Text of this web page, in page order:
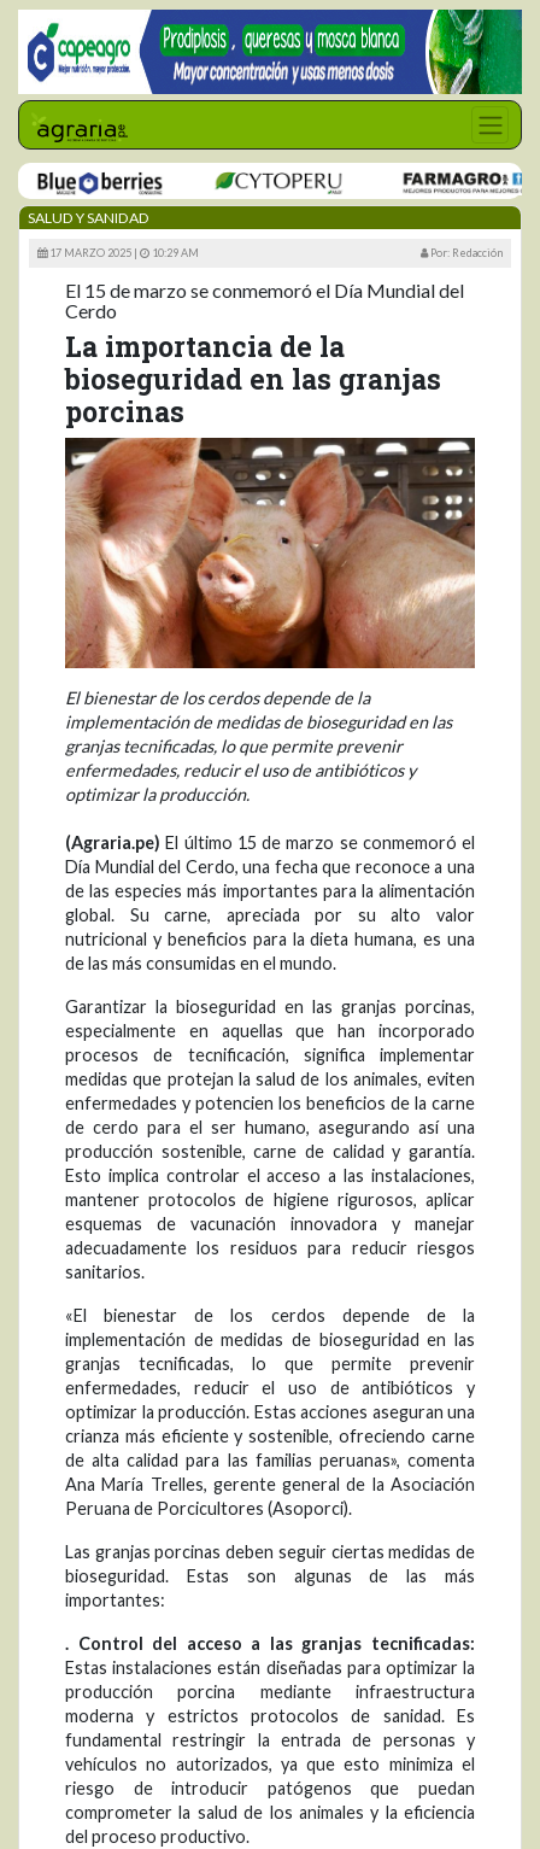
SALUD Y SANIDAD
17 MARZO 2025 | 10:29 AM Por: Redacción
El 15 de marzo se conmemoró el Día Mundial del
Cerdo
La importancia de la
bioseguridad en las granjas
porcinas
El bienestar de los cerdos depende de la
implementación de medidas de bioseguridad en las
granjas tecnificadas, lo que permite prevenir
enfermedades, reducir el uso de antibióticos y
optimizar la producción.
(Agraria.pe) El último 15 de marzo se conmemoró el
Día Mundial del Cerdo, una fecha que reconoce a una
de las especies más importantes para la alimentación
global. Su carne, apreciada por su alto valor
nutricional y beneficios para la dieta humana, es una
de las más consumidas en el mundo.
Garantizar la bioseguridad en las granjas porcinas,
especialmente en aquellas que han incorporado
procesos de tecnificación, significa implementar
medidas que protejan la salud de los animales, eviten
enfermedades y potencien los beneficios de la carne
de cerdo para el ser humano, asegurando así una
producción sostenible, carne de calidad y garantía.
Esto implica controlar el acceso a las instalaciones,
mantener protocolos de higiene rigurosos, aplicar
esquemas de vacunación innovadora y manejar
adecuadamente los residuos para reducir riesgos
sanitarios.
«El bienestar de los cerdos depende de la
implementación de medidas de bioseguridad en las
granjas tecnificadas, lo que permite prevenir
enfermedades, reducir el uso de antibióticos y
optimizar la producción. Estas acciones aseguran una
crianza más eficiente y sostenible, ofreciendo carne
de alta calidad para las familias peruanas», comenta
Ana María Trelles, gerente general de la Asociación
Peruana de Porcicultores (Asoporci).
Las granjas porcinas deben seguir ciertas medidas de
bioseguridad. Estas son algunas de las más
importantes:
. Control del acceso a las granjas tecnificadas:
Estas instalaciones están diseñadas para optimizar la
producción porcina mediante infraestructura
moderna y estrictos protocolos de sanidad. Es
fundamental restringir la entrada de personas y
vehículos no autorizados, ya que esto minimiza el
riesgo de introducir patógenos que puedan
comprometer la salud de los animales y la eficiencia
del proceso productivo.